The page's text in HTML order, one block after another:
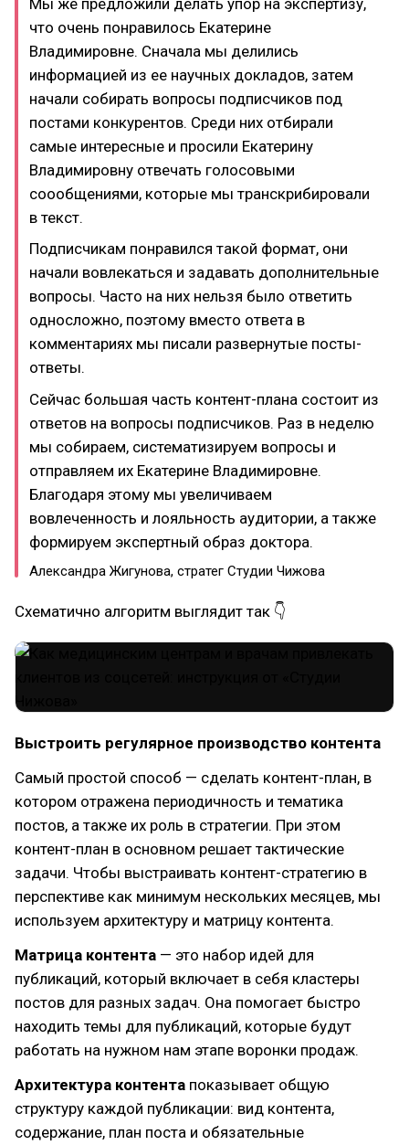
что очень понравилось Екатерине
Владимировне. Сначала мы делились
информацией из ее научных докладов, затем
начали собирать вопросы подписчиков под
постами конкурентов. Среди них отбирали
самые интересные и просили Екатерину
Владимировну отвечать голосовыми
соообщениями, которые мы транскрибировали
в текст.
Подписчикам понравился такой формат, они
начали вовлекаться и задавать дополнительные
вопросы. Часто на них нельзя было ответить
односложно, поэтому вместо ответа в
комментариях мы писали развернутые посты-
ответы.
Сейчас большая часть контент-плана состоит из
ответов на вопросы подписчиков. Раз в неделю
мы собираем, систематизируем вопросы и
отправляем их Екатерине Владимировне.
Благодаря этому мы увеличиваем
вовлеченность и лояльность аудитории, а также
формируем экспертный образ доктора.
Александра Жигунова, стратег Студии Чижова
Схематично алгоритм выглядит так 👇
Выстроить регулярное производство контента
Самый простой способ — сделать контент-план, в
котором отражена периодичность и тематика
постов, а также их роль в стратегии. При этом
контент-план в основном решает тактические
задачи. Чтобы выстраивать контент-стратегию в
перспективе как минимум нескольких месяцев, мы
используем архитектуру и матрицу контента.
Матрица контента — это набор идей для
публикаций, который включает в себя кластеры
постов для разных задач. Она помогает быстро
находить темы для публикаций, которые будут
работать на нужном нам этапе воронки продаж.
Архитектура контента показывает общую
структуру каждой публикации: вид контента,
содержание, план поста и обязательные